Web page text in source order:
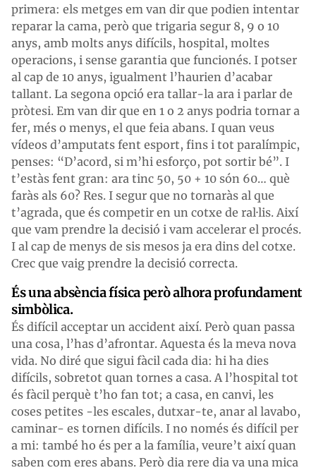
primera: els metges em van dir que podien intentar
reparar la cama, però que trigaria segur 8, 9 o 10
anys, amb molts anys difícils, hospital, moltes
operacions, i sense garantia que funcionés. I potser
al cap de 10 anys, igualment l’haurien d’acabar
tallant. La segona opció era tallar-la ara i parlar de
pròtesi. Em van dir que en 1 o 2 anys podria tornar a
fer, més o menys, el que feia abans. I quan veus
vídeos d’amputats fent esport, fins i tot paralímpic,
penses: “D’acord, si m’hi esforço, pot sortir bé”. I
t’estàs fent gran: ara tinc 50, 50 + 10 són 60… què
faràs als 60? Res. I segur que no tornaràs al que
t’agrada, que és competir en un cotxe de ral·lis. Així
que vam prendre la decisió i vam accelerar el procés.
I al cap de menys de sis mesos ja era dins del cotxe.
Crec que vaig prendre la decisió correcta.
És una absència física però alhora profundament
simbòlica.
És difícil acceptar un accident així. Però quan passa
una cosa, l’has d’afrontar. Aquesta és la meva nova
vida. No diré que sigui fàcil cada dia: hi ha dies
difícils, sobretot quan tornes a casa. A l’hospital tot
és fàcil perquè t’ho fan tot; a casa, en canvi, les
coses petites -les escales, dutxar-te, anar al lavabo,
caminar- es tornen difícils. I no només és difícil per
a mi: també ho és per a la família, veure’t així quan
saben com eres abans. Però dia rere dia va una mica